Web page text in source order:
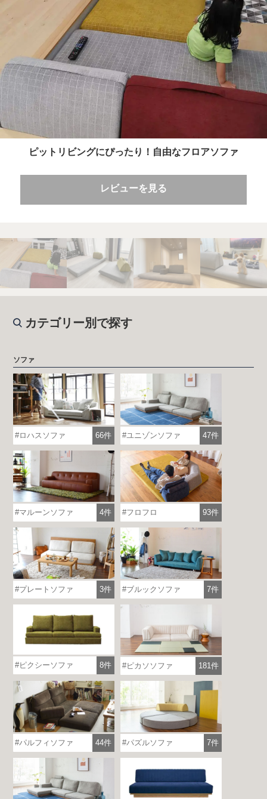
ピットリビングにぴったり！自由なフロアソファ
レビューを見る
カテゴリー別で探す
ソファ
ロハスソファ 66件 ユニゾンソファ 47件
マルーンソファ 4件 フロフロ 93件
プレートソファ 3件 ブルックソファ 7件
ピクシーソファ 8件 ピカソソファ 181件
パルフィソファ 44件 パズルソファ 7件